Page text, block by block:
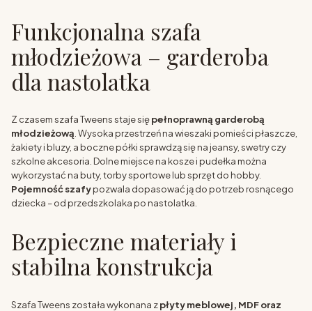
Funkcjonalna szafa
młodzieżowa – garderoba
dla nastolatka
Z czasem szafa Tweens staje siępełnoprawną garderobą
młodzieżową. Wysoka przestrzeń na wieszaki pomieści płaszcze,
żakiety i bluzy, a boczne półki sprawdzą się na jeansy, swetry czy
szkolne akcesoria. Dolne miejsce na kosze i pudełka można
wykorzystać na buty, torby sportowe lub sprzęt do hobby.
Pojemność szafypozwala dopasować ją do potrzeb rosnącego
dziecka – od przedszkolaka po nastolatka.
Bezpieczne materiały i
stabilna konstrukcja
Szafa Tweens została wykonana zpłyty meblowej, MDF oraz